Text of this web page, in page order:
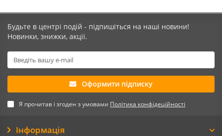
Будьте в центрі подій - підпишіться на наші новини!
Новинки, знижки, акції.
Оформити підписку
Я прочитав і згоден з умовами Політика конфідеційності
Інформація